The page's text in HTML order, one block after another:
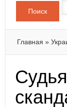
Поиск
Главная »